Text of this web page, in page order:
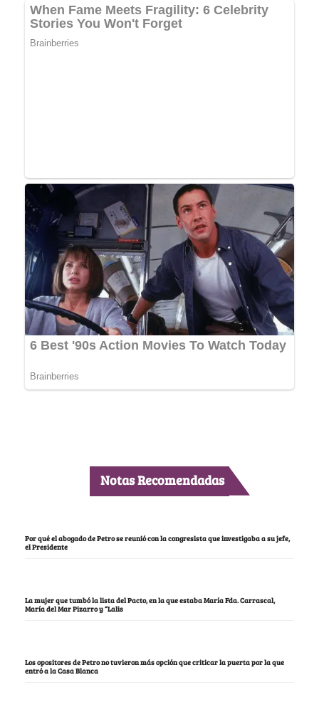
Notas Recomendadas
Por qué el abogado de Petro se reunió con la congresista que investigaba a su jefe,
el Presidente
La mujer que tumbó la lista del Pacto, en la que estaba María Fda. Carrascal,
María del Mar Pizarro y “Lalis
Los opositores de Petro no tuvieron más opción que criticar la puerta por la que
entró a la Casa Blanca